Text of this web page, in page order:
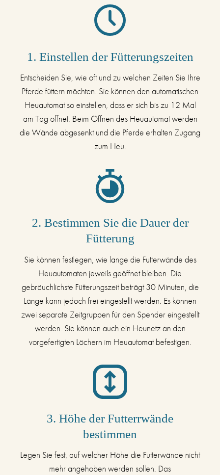
1. Einstellen der Fütterungszeiten
Entscheiden Sie, wie oft und zu welchen Zeiten Sie Ihre
Pferde füttern möchten. Sie können den automatischen
Heuautomat so einstellen, dass er sich bis zu 12 Mal
am Tag öffnet. Beim Öffnen des Heuautomat werden
die Wände abgesenkt und die Pferde erhalten Zugang
zum Heu.
2. Bestimmen Sie die Dauer der
Fütterung
Sie können festlegen, wie lange die Futterwände des
Heuautomaten jeweils geöffnet bleiben. Die
gebräuchlichste Fütterungszeit beträgt 30 Minuten, die
Länge kann jedoch frei eingestellt werden. Es können
zwei separate Zeitgruppen für den Spender eingestellt
werden. Sie können auch ein Heunetz an den
vorgefertigten Löchern im Heuautomat befestigen.
3. Höhe der Futterrwände
bestimmen
Legen Sie fest, auf welcher Höhe die Futterwände nicht
mehr angehoben werden sollen. Das